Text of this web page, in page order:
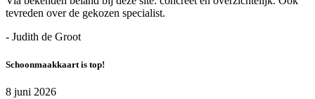
tevreden over de gekozen specialist.
- Judith de Groot
Schoonmaakkaart is top!
8 juni 2026